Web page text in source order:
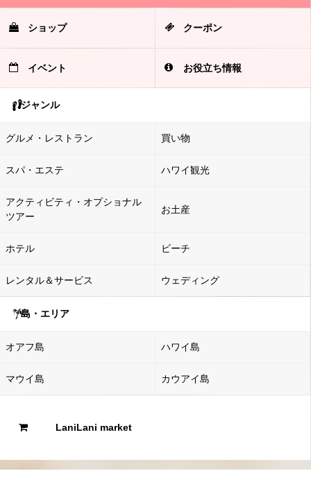
ショップ クーポン
イベント お役立ち情報
ジャンル
グルメ・レストラン 買い物
スパ・エステ ハワイ観光
アクティビティ・オプショナル
ツアー
お土産
ホテル ビーチ
レンタル＆サービス ウェディング
島・エリア
オアフ島 ハワイ島
マウイ島 カウアイ島
LaniLani market